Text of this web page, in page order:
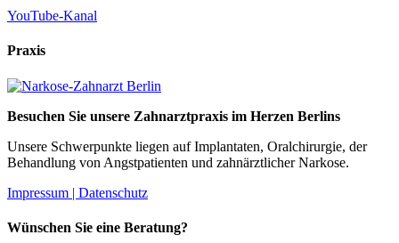
YouTube-Kanal
Praxis
Besuchen Sie unsere Zahnarztpraxis im Herzen Berlins
Unsere Schwerpunkte liegen auf Implantaten, Oralchirurgie, der
Behandlung von Angstpatienten und zahnärztlicher Narkose.
Impressum | Datenschutz
Wünschen Sie eine Beratung?